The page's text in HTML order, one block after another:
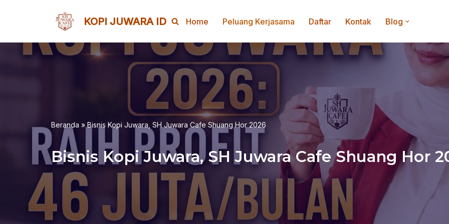
ke
KOPI JUWARA ID Home Peluang Kerjasama Daftar Kontak Blog
Beranda » Bisnis Kopi Juwara, SH Juwara Cafe Shuang Hor 2026
Bisnis Kopi Juwara, SH Juwara Cafe Shuang Hor